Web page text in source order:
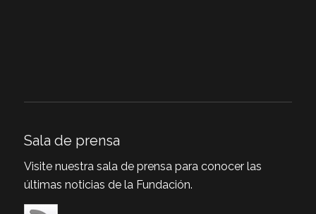
Sala de prensa
Visite nuestra sala de prensa para conocer las
últimas noticias de la Fundación.